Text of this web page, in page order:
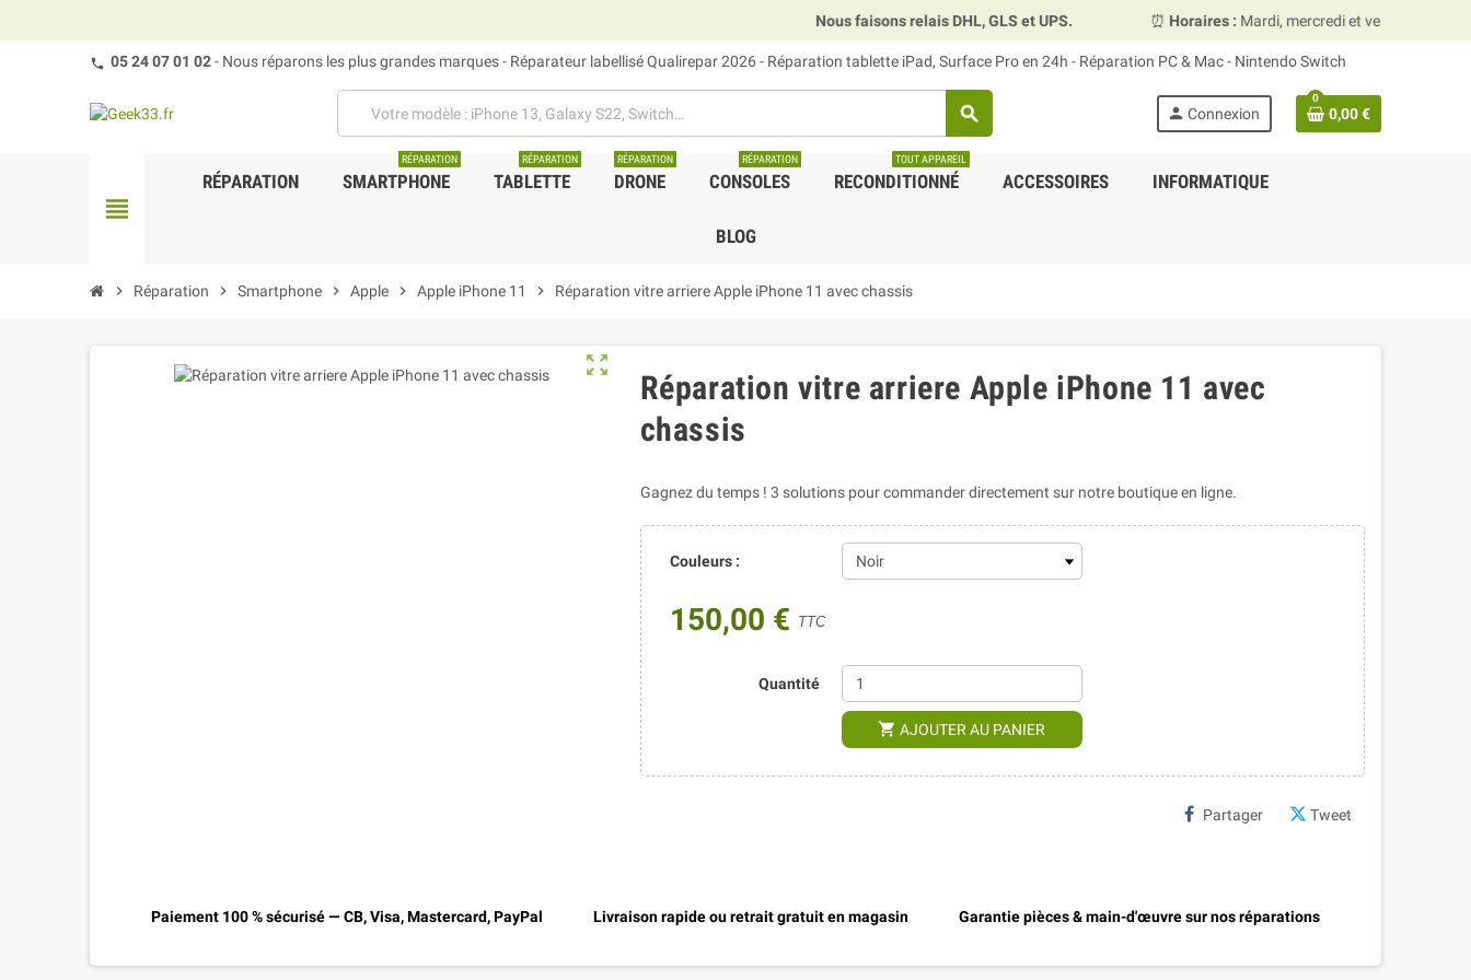
Nous faisons relais DHL, GLS et UPS. ⏰Horaires : Mardi, mercredi et vendredi 10h00–13h30 &
05 24 07 01 02- Nous réparons les plus grandes marques - Réparateur labellisé Qualirepar 2026 - Réparation tablette iPad, Surface Pro en 24h - Réparation PC & Mac - Nintendo Switch
search person Connexion
0
0,00 €
view_headline
RÉPARATION SMARTPHONE
RÉPARATION
TABLETTE
RÉPARATION
DRONE
RÉPARATION
CONSOLES
RÉPARATION
RECONDITIONNÉ
TOUT APPAREIL
ACCESSOIRES INFORMATIQUE
BLOG
chevron_right Réparation chevron_right Smartphone chevron_right Apple chevron_right Apple iPhone 11 chevron_right Réparation vitre arriere Apple iPhone 11 avec chassis
zoom_out_map
Réparation vitre arriere Apple iPhone 11 avec
chassis
Gagnez du temps ! 3 solutions pour commander directement sur notre boutique en ligne.
Couleurs :
150,00 € TTC
Quantité
shopping_cart AJOUTER AU PANIER
Partager Tweet
Paiement 100 % sécurisé — CB, Visa, Mastercard, PayPal Livraison rapide ou retrait gratuit en magasin Garantie pièces & main-d'œuvre sur nos réparations